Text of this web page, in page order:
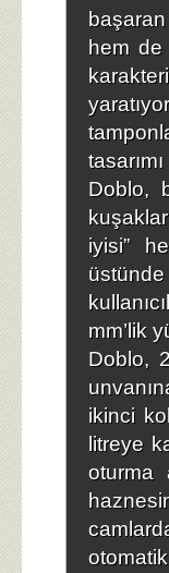
hem
Doblo,
iyisi”
mm’lik
Doblo,
ikinci
litreye
oturma